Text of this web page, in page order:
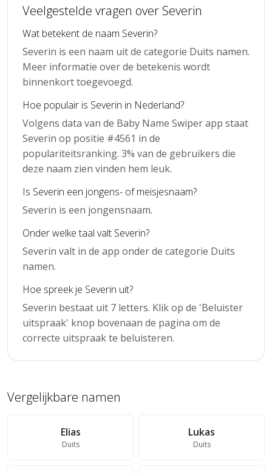
Veelgestelde vragen over Severin
Wat betekent de naam Severin?
Severin is een naam uit de categorie Duits namen.
Meer informatie over de betekenis wordt
binnenkort toegevoegd.
Hoe populair is Severin in Nederland?
Volgens data van de Baby Name Swiper app staat
Severin op positie #4561 in de
populariteitsranking. 3% van de gebruikers die
deze naam zien vinden hem leuk.
Is Severin een jongens- of meisjesnaam?
Severin is een jongensnaam.
Onder welke taal valt Severin?
Severin valt in de app onder de categorie Duits
namen.
Hoe spreek je Severin uit?
Severin bestaat uit 7 letters. Klik op de 'Beluister
uitspraak' knop bovenaan de pagina om de
correcte uitspraak te beluisteren.
Vergelijkbare namen
Elias
Duits
Lukas
Duits